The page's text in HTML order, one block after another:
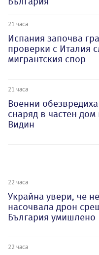
21 часа
Испания започва
проверки с Италия
мигрантския спор
21 часа
Военни
снаряд в частен дом
Видин
22 часа
Украйна увери, че
насочвала дрон
България умишлено
22 часа